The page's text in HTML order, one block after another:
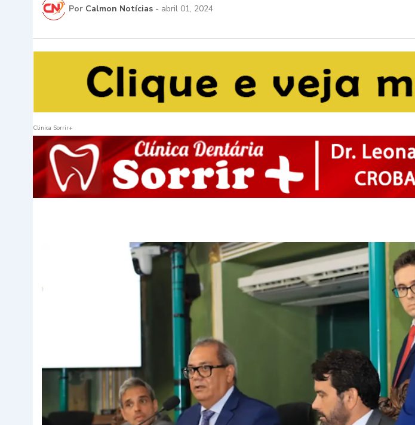
Por Calmon Notícias - abril 01, 2024
Clinica Sorrir+